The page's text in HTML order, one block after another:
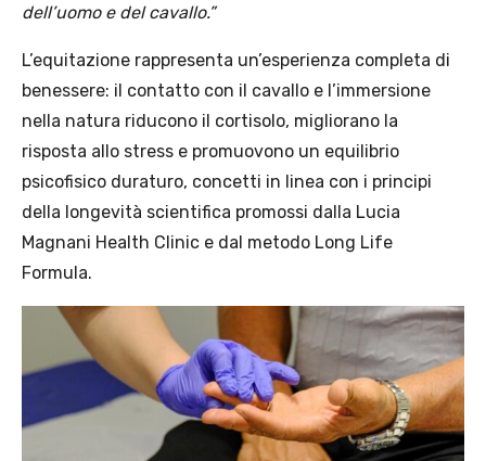
dell’uomo e del cavallo.”
L’equitazione rappresenta un’esperienza completa di
benessere: il contatto con il cavallo e l’immersione
nella natura riducono il cortisolo, migliorano la
risposta allo stress e promuovono un equilibrio
psicofisico duraturo, concetti in linea con i principi
della longevità scientifica promossi dalla Lucia
Magnani Health Clinic e dal metodo Long Life
Formula.